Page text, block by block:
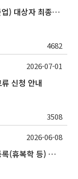
2025학년도 후기 학위수여(2026.8. 졸업) 대상자 최종인준 논문 제출 안내
4682
신청 안내
3508
2026-07-01
2026학년도 제2학기 등록금 수납 및 등록(휴복학 등) 일정 안내
2026-06-08